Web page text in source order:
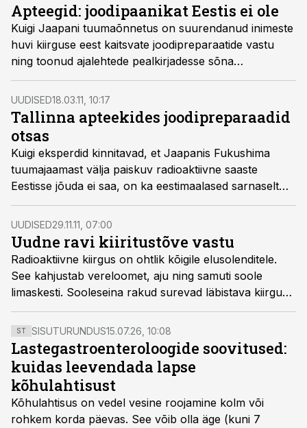
Apteegid: joodipaanikat Eestis ei ole
Kuigi Jaapani tuumaõnnetus on suurendanud inimeste
huvi kiirguse eest kaitsvate joodipreparaatide vastu
ning toonud ajalehtede pealkirjadesse sõna
"joodipaanika", kinnitavad apteekrid vastupidist.
UUDISED18.03.11, 10:17
Tallinna apteekides joodipreparaadid
otsas
Kuigi eksperdid kinnitavad, et Jaapanis Fukushima
tuumajaamast välja paiskuv radioaktiivne saaste
Eestisse jõuda ei saa, on ka eestimaalased sarnaselt
soomlaste ja ameeriklastega hakanud koju
joodipreparaate varuma. Mitu Tallinna apteeki on joodi
sisaldavatest käsimüügiravimitest juba tühjaks ostetud.
UUDISED29.11.11, 07:00
Uudne ravi kiiritustõve vastu
Radioaktiivne kiirgus on ohtlik kõigile elusolenditele.
See kahjustab vereloomet, aju ning samuti soole
limaskesti. Sooleseina rakud surevad läbistava kiirguse
mõjul ning kärbunud soolest pääsevad bakterid
vereringesse. Nii tekkinud põletikku õnnestub
mõnikord ohjata antibiootikumidega, kirjutas Novaator.
ST SISUTURUNDUS15.07.26, 10:08
Lastegastroenteroloogide soovitused:
kuidas leevendada lapse
kõhulahtisust
Kõhulahtisus on vedel vesine roojamine kolm või
rohkem korda päevas. See võib olla äge (kuni 7